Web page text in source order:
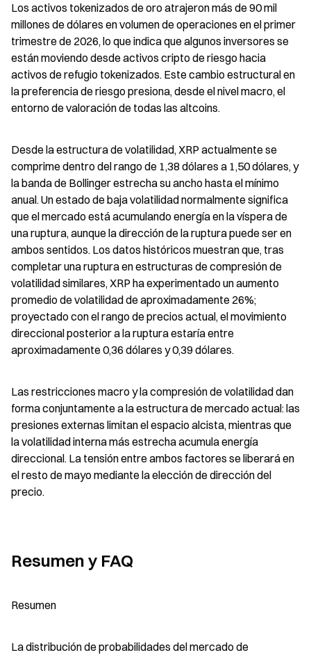
Los activos tokenizados de oro atrajeron más de 90 mil
millones de dólares en volumen de operaciones en el primer
trimestre de 2026, lo que indica que algunos inversores se
están moviendo desde activos cripto de riesgo hacia
activos de refugio tokenizados. Este cambio estructural en
la preferencia de riesgo presiona, desde el nivel macro, el
entorno de valoración de todas las altcoins.
Desde la estructura de volatilidad, XRP actualmente se
comprime dentro del rango de 1,38 dólares a 1,50 dólares, y
la banda de Bollinger estrecha su ancho hasta el mínimo
anual. Un estado de baja volatilidad normalmente significa
que el mercado está acumulando energía en la víspera de
una ruptura, aunque la dirección de la ruptura puede ser en
ambos sentidos. Los datos históricos muestran que, tras
completar una ruptura en estructuras de compresión de
volatilidad similares, XRP ha experimentado un aumento
promedio de volatilidad de aproximadamente 26%;
proyectado con el rango de precios actual, el movimiento
direccional posterior a la ruptura estaría entre
aproximadamente 0,36 dólares y 0,39 dólares.
Las restricciones macro y la compresión de volatilidad dan
forma conjuntamente a la estructura de mercado actual: las
presiones externas limitan el espacio alcista, mientras que
la volatilidad interna más estrecha acumula energía
direccional. La tensión entre ambos factores se liberará en
el resto de mayo mediante la elección de dirección del
precio.
Resumen y FAQ
Resumen
La distribución de probabilidades del mercado de